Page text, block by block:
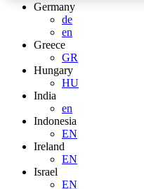
Germany
de
en
Greece
GR
Hungary
HU
India
en
Indonesia
EN
Ireland
EN
Israel
EN